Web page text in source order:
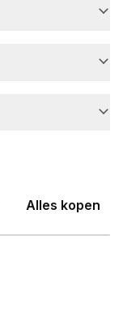
Alles kopen